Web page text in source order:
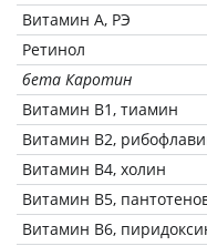
Витамин А, РЭ
Ретинол
бета Каротин
Витамин В1, тиамин
Витамин В2,
Витамин В4, холин
Витамин В5,
Витамин В6,